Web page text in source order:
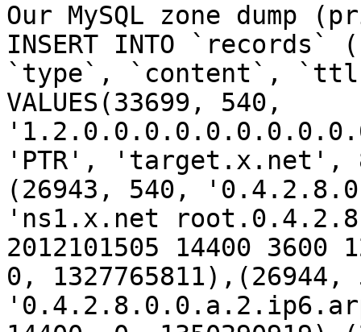
Our MySQL zone dump
INSERT INTO
`type`, `content`,
VALUES(33699, 540,
'PTR', 'target.x.net',
(26943, 540,
'ns1.x.net
2012101505 14400
0, 1327765811),(26944,